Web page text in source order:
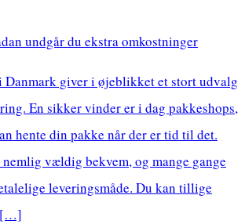
undgår du ekstra omkostninger
giver i øjeblikket et stort udvalg
En sikker vinder er i dag pakkeshops,
hente din pakke når der er tid til det.
vældig bekvem, og mange gange
leveringsmåde. Du kan tillige
[…]